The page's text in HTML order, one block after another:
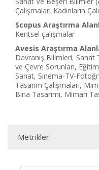
Çalışmalar, Kadınların
Scopus Araştırma
Kentsel çalışmalar
Avesis Araştırma
Davranış Bilimleri,
ve Çevre Sorunları,
Sanat, Sinema-TV-
Tasarım Çalışmaları,
Bina Tasarımı, Mimarı
Metrikler